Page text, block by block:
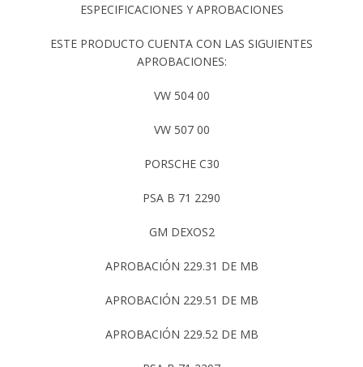
ESPECIFICACIONES Y APROBACIONES
ESTE PRODUCTO CUENTA CON LAS SIGUIENTES
APROBACIONES:
VW 504 00
VW 507 00
PORSCHE C30
PSA B 71 2290
GM DEXOS2
APROBACIÓN 229.31 DE MB
APROBACIÓN 229.51 DE MB
APROBACIÓN 229.52 DE MB